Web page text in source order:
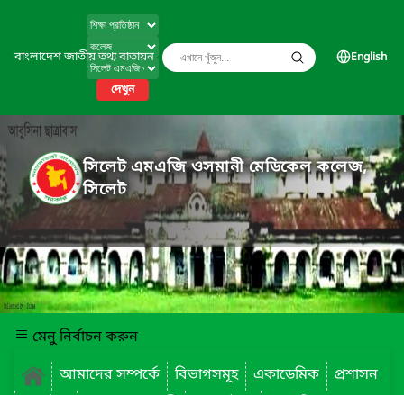
বাংলাদেশ জাতীয় তথ্য বাতায়ন
দেখুন
English
সিলেট এমএজি ওসমানী মেডিকেল কলেজ,
সিলেট
মেনু নির্বাচন করুন
আমাদের সম্পর্কে
বিভাগসমূহ একাডেমিক
প্রশাসন